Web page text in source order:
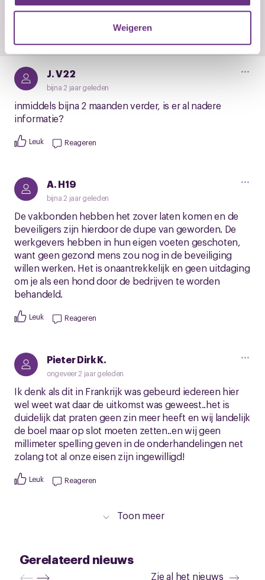
verzameld op basis van uw gebruik van hun services.
U kunt uw toestemming op elk moment wijzigen of
het ronde cookie-instellingenicoontje linksonder op de
pagina.
Weigeren
J. V22
bijna 2 jaar geleden
inmiddels bijna 2 maanden verder, is er al nadere
informatie?
Leuk Reageren
A. H19
bijna 2 jaar geleden
De vakbonden hebben het zover laten komen en de
beveiligers zijn hierdoor de dupe van geworden. De
werkgevers hebben in hun eigen voeten geschoten,
want geen gezond mens zou nog in de beveiliging
willen werken. Het is onaantrekkelijk en geen uitdaging
om je als een hond door de bedrijven te worden
behandeld.
Leuk Reageren
Pieter Dirk K.
ongeveer 2 jaar geleden
Ik denk als dit in Frankrijk was gebeurd iedereen hier
wel weet wat daar de uitkomst was geweest..het is
duidelijk dat praten geen zin meer heeft en wij landelijk
de boel maar op slot moeten zetten..en wij geen
millimeter spelling geven in de onderhandelingen net
zolang tot al onze eisen zijn ingewilligd!
Leuk Reageren
Toon meer
Gerelateerd nieuws
Zie al het nieuws